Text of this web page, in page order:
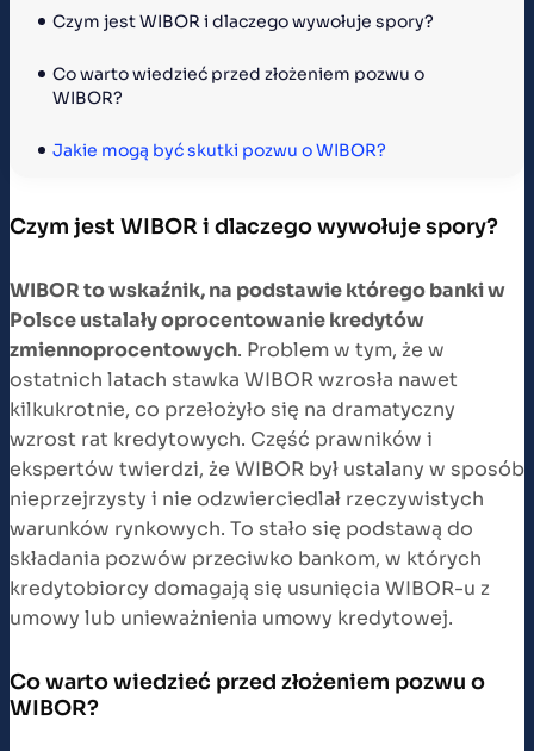
Czym jest WIBOR i dlaczego wywołuje spory?
Co warto wiedzieć przed złożeniem pozwu o
WIBOR?
Jakie mogą być skutki pozwu o WIBOR?
Czym jest WIBOR i dlaczego wywołuje spory?
WIBOR to wskaźnik, na podstawie którego banki w
Polsce ustalały oprocentowanie kredytów
zmiennoprocentowych. Problem w tym, że w
ostatnich latach stawka WIBOR wzrosła nawet
kilkukrotnie, co przełożyło się na dramatyczny
wzrost rat kredytowych. Część prawników i
ekspertów twierdzi, że WIBOR był ustalany w sposób
nieprzejrzysty i nie odzwierciedlał rzeczywistych
warunków rynkowych. To stało się podstawą do
składania pozwów przeciwko bankom, w których
kredytobiorcy domagają się usunięcia WIBOR-u z
umowy lub unieważnienia umowy kredytowej.
Co warto wiedzieć przed złożeniem pozwu o
WIBOR?